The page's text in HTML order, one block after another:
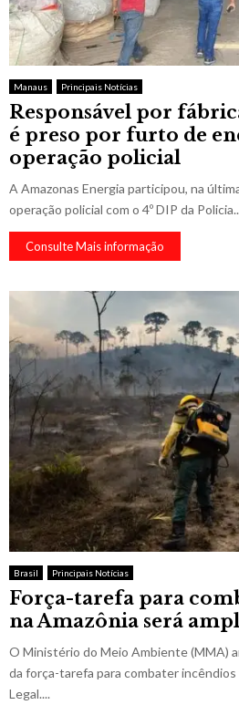
Manaus Principais Notícias
Responsável por
é preso por furto de
operação policial
A Amazonas Energia participou, na
operação policial com o 4º DIP da
Consulte Mais informação
Brasil Principais Notícias
Força-tarefa para
na Amazônia será
O Ministério do Meio Ambiente (MMA)
da força-tarefa para combater
Legal....